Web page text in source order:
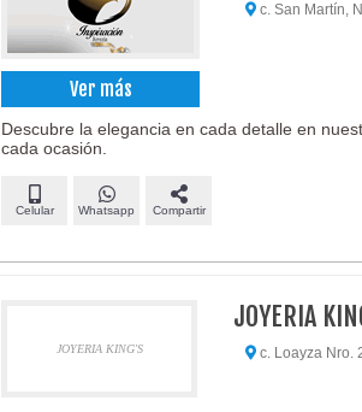
Ver más
c. San Martín,
Descubre la elegancia en cada detalle en
cada ocasión.
Celular Whatsapp Compartir
JOYERIA KING'S
JOYERIA
c. Loayza Nro.